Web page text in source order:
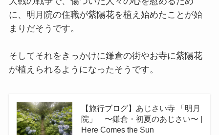
に、明月院の住職が紫陽花を植え始めたことが始
まりだそうです。
そしてそれをきっかけに鎌倉の街やお寺に紫陽花
が植えられるようになったそうです。
【旅行ブログ】あじさい寺 「明月
院」 〜鎌倉・初夏のあじさい〜 |
Here Comes the Sun